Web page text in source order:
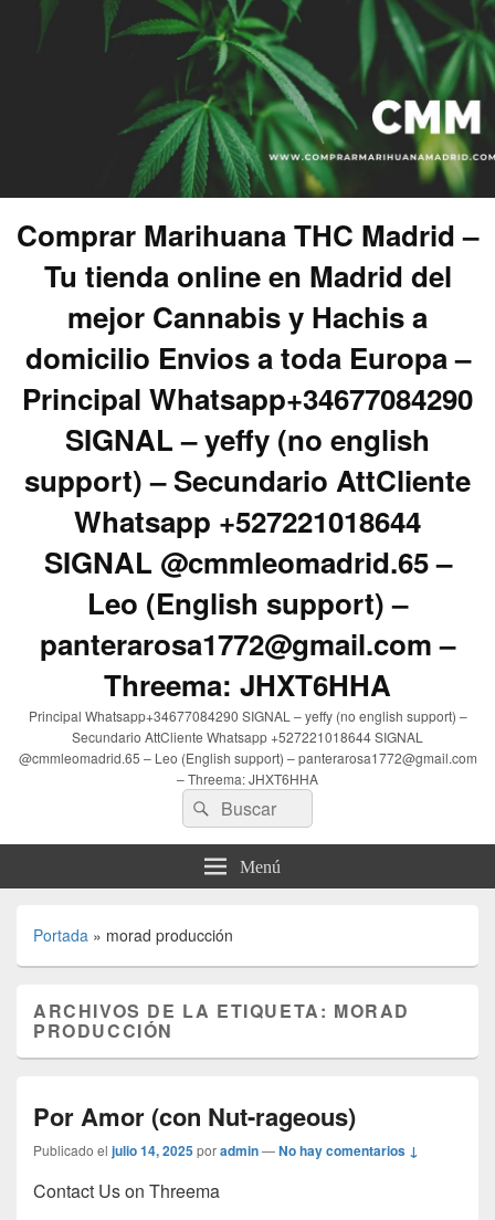
Comprar Marihuana THC Madrid –
Tu tienda online en Madrid del
mejor Cannabis y Hachis a
domicilio Envios a toda Europa –
Principal Whatsapp+34677084290
SIGNAL – yeffy (no english
support) – Secundario AttCliente
Whatsapp +527221018644
SIGNAL @cmmleomadrid.65 –
Leo (English support) –
panterarosa1772@gmail.com –
Threema: JHXT6HHA
Principal Whatsapp+34677084290 SIGNAL – yeffy (no english support) –
Secundario AttCliente Whatsapp +527221018644 SIGNAL
@cmmleomadrid.65 – Leo (English support) – panterarosa1772@gmail.com
– Threema: JHXT6HHA
Buscar
por:
Buscar
Menú
Portada » morad producción
ARCHIVOS DE LA ETIQUETA: MORAD
PRODUCCIÓN
Por Amor (con Nut-rageous)
Publicado el julio 14, 2025poradmin—No hay comentarios ↓
Contact Us on Threema